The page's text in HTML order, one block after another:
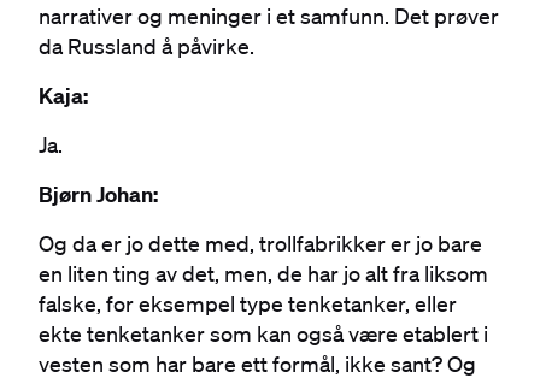
narrativer og meninger i et samfunn. Det prøver
da Russland å påvirke.
Kaja:
Ja.
Bjørn Johan:
Og da er jo dette med, trollfabrikker er jo bare
en liten ting av det, men, de har jo alt fra liksom
falske, for eksempel type tenketanker, eller
ekte tenketanker som kan også være etablert i
vesten som har bare ett formål, ikke sant? Og